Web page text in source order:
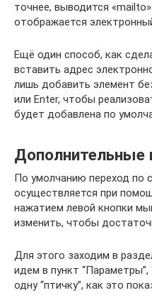
точнее, выводится
отображается
Ещё один способ, как
вставить адрес
лишь добавить элемент
или Enter, чтобы
будет добавлена по
Дополнительные
По умолчанию переход по
осуществляется при
нажатием левой кнопки
изменить, чтобы
Для этого заходим в
идем в пункт “Параметры”,
одну “птичку”, как это